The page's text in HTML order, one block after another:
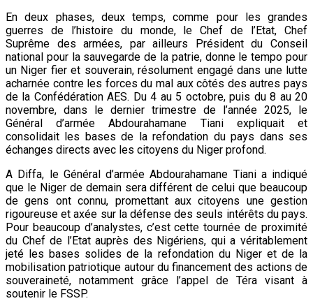
En deux phases, deux temps, comme pour les grandes
guerres de l’histoire du monde, le Chef de l’Etat, Chef
Suprême des armées, par ailleurs Président du Conseil
national pour la sauvegarde de la patrie, donne le tempo pour
un Niger fier et souverain, résolument engagé dans une lutte
acharnée contre les forces du mal aux côtés des autres pays
de la Confédération AES. Du 4 au 5 octobre, puis du 8 au 20
novembre, dans le dernier trimestre de l’année 2025, le
Général d’armée Abdourahamane Tiani expliquait et
consolidait les bases de la refondation du pays dans ses
échanges directs avec les citoyens du Niger profond.
A Diffa, le Général d’armée Abdourahamane Tiani a indiqué
que le Niger de demain sera différent de celui que beaucoup
de gens ont connu, promettant aux citoyens une gestion
rigoureuse et axée sur la défense des seuls intérêts du pays.
Pour beaucoup d’analystes, c’est cette tournée de proximité
du Chef de l’Etat auprès des Nigériens, qui a véritablement
jeté les bases solides de la refondation du Niger et de la
mobilisation patriotique autour du financement des actions de
souveraineté, notamment grâce l’appel de Téra visant à
soutenir le FSSP.